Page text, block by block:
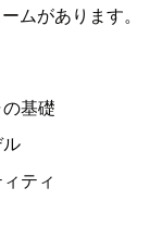
ムがあります。
基礎
ティ